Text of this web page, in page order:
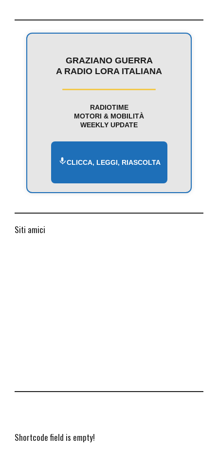
GRAZIANO GUERRA
A RADIO LORA ITALIANA
RADIOTIME
MOTORI & MOBILITÀ
WEEKLY UPDATE
CLICCA, LEGGI, RIASCOLTA
Siti amici
Shortcode field is empty!